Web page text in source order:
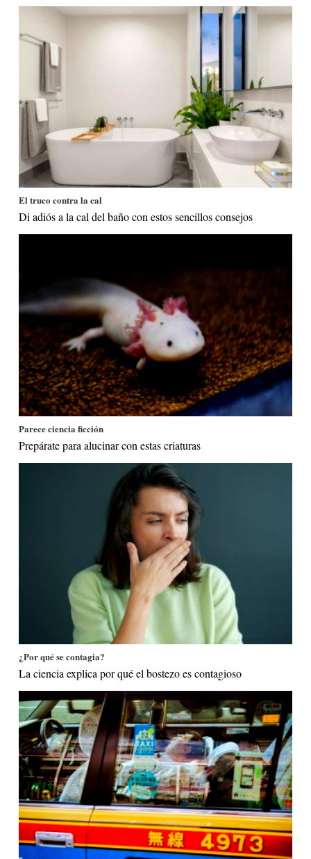
El truco contra la cal
Di adiós a la cal del baño con estos sencillos consejos
Parece ciencia ficción
Prepárate para alucinar con estas criaturas
¿Por qué se contagia?
La ciencia explica por qué el bostezo es contagioso